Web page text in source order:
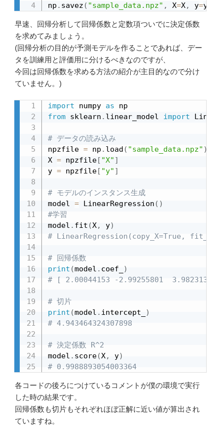
np . savez ( "sample_data.npz" , X=X, y=y
早速、回帰分析して回帰係数と定数項ついでに決定係数
を求めてみましょう。
(回帰分析の目的が予測モデルを作ることであれば、デー
タを訓練用と評価用に分けるべきなのですが、
今回は回帰係数を求める方法の紹介が主目的なので分け
ていません。)
import numpy as
from sklearn . linear_model import
# データの読み込み
npzfile = np . load ( "sample_data.npz" )
X = npzfile[ "X" ]
y = npzfile[ "y" ]
# モデルのインスタンス生成
model = LinearRegression ( )
#学習
model . fit (X, y)
# LinearRegression(copy_X=True,
# 回帰係数
print (model . coef_
)
# [ 2.00044153 -2.99255801  3.98231315
# 切片
print (model . intercept_
)
# 4.943464324307898
# 決定係数 R^2
model . score(X, y)
# 0.9988893054003364
各コードの後ろにつけているコメントが僕の環境で実行
した時の結果です。
回帰係数も切片もそれぞれほぼ正解に近い値が算出され
ていますね。